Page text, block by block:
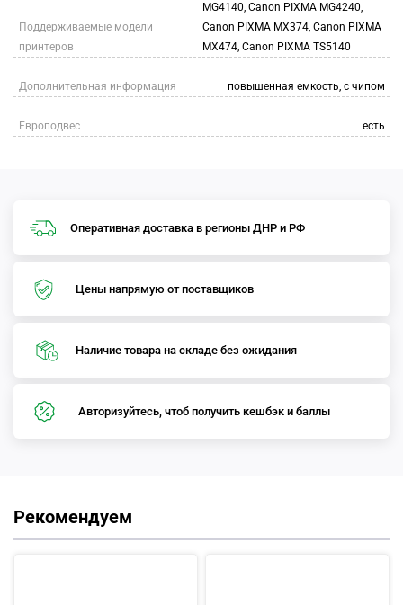
Поддерживаемые модели
принтеров
MG4140, Canon PIXMA MG4240,
Canon PIXMA MX374, Canon PIXMA
MX474, Canon PIXMA TS5140
Дополнительная информация повышенная емкость, с чипом
Европодвес есть
Оперативная доставка в регионы ДНР и РФ
Цены напрямую от поставщиков
Наличие товара на складе без ожидания
Авторизуйтесь, чтоб получить кешбэк и баллы
Рекомендуем